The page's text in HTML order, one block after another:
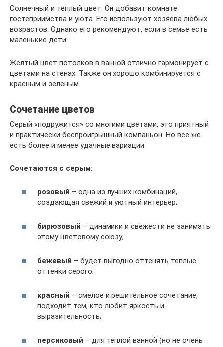
Солнечный и теплый цвет. Он добавит комнате
гостеприимства и уюта. Его используют хозяева любых
возрастов. Однако его рекомендуют, если в семье есть
маленькие дети.
Желтый цвет потолков в ванной отлично гармонирует с
цветами на стенах. Также он хорошо комбинируется с
красным и зеленым.
Сочетание цветов
Серый «подружится» со многими цветами, это приятный
и практически беспроигрышный компаньон. Но все же
есть более и менее удачные вариации.
Сочетаются с серым:
розовый – одна из лучших комбинаций,
создающая свежий и уютный интерьер;
бирюзовый – динамики и свежести не занимать
этому цветовому союзу;
бежевый – будет выгодно оттенять теплые
оттенки серого;
красный – смелое и решительное сочетание,
подходит тем, кто любит яркость и
выразительность;
персиковый – для теплой ванной (но не очень